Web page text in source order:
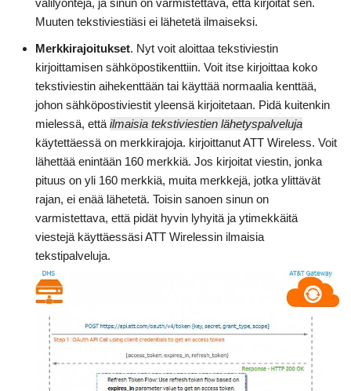
välilyöntejä, ja sinun on varmistettava, että kirjoitat sen.
Muuten tekstiviestiäsi ei lähetetä ilmaiseksi.
Merkkirajoitukset. Nyt voit aloittaa tekstiviestin
kirjoittamisen sähköpostikenttiin. Voit itse kirjoittaa koko
tekstiviestin aihekenttään tai käyttää normaalia kenttää,
johon sähköpostiviestit yleensä kirjoitetaan. Pidä kuitenkin
mielessä, että ilmaisia tekstiviestien lähetyspalveluja
käytettäessä on merkkirajoja. kirjoittanut ATT Wireless. Voit
lähettää enintään 160 merkkiä. Jos kirjoitat viestin, jonka
pituus on yli 160 merkkiä, muita merkkejä, jotka ylittävät
rajan, ei enää lähetetä. Toisin sanoen sinun on
varmistettava, että pidät hyvin lyhyitä ja ytimekkäitä
viestejä käyttäessäsi ATT Wirelessin ilmaisia
tekstipalveluja.